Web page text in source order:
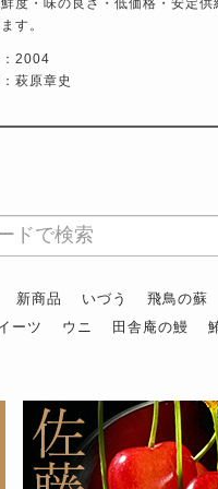
す。
2004
萩原章史
新商品 いづう 飛鳥の蘇
ーツ ウニ 田舎庵の鰻